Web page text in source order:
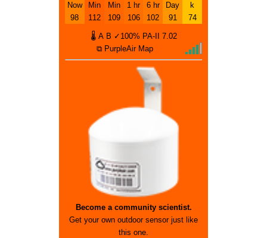
Now
98
Min
112
Min
109
1 hr
106
6 hr
102
Day
91
k
74
🌡 A B ✓100% PA-II
7.02
⧉ PurpleAir Map
Become a community scientist.
Get your own outdoor sensor just like
this one.